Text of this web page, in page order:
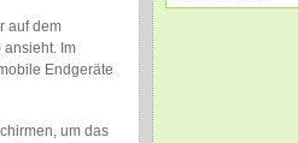
auf dem
ansieht. Im
Endgeräte
um das